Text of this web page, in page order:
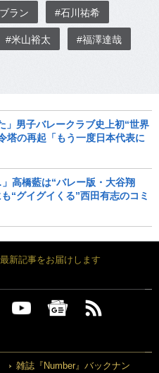
ラン #石川祐希
#米山裕太 #福澤達哉
」男子バレークラブ史上初“世界
の再起「もう一度日本代表に
高橋藍は“バレー版・大谷翔
“グイグイくる”西田有志のコミ
新記事をお届けします
雑誌『Number』バックナン